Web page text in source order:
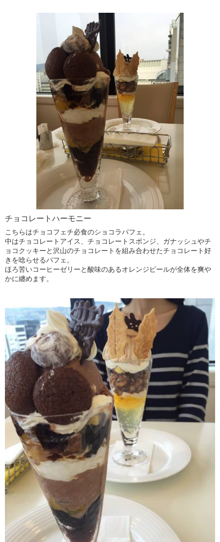
チョコレートハーモニー
こちらはチョコフェチ必食のショコラパフェ。
中はチョコレートアイス、チョコレートスポンジ、ガナッシュやチ
ョコクッキーと沢山のチョコレートを組み合わせたチョコレート好
きを唸らせるパフェ。
ほろ苦いコーヒーゼリーと酸味のあるオレンジピールが全体を爽や
かに纏めます。